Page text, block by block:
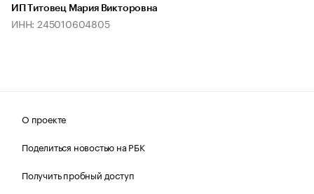
ИП Титовец Мария Викторовна
ИНН: 245010604805
О проекте
Поделиться новостью на РБК
Получить пробный доступ